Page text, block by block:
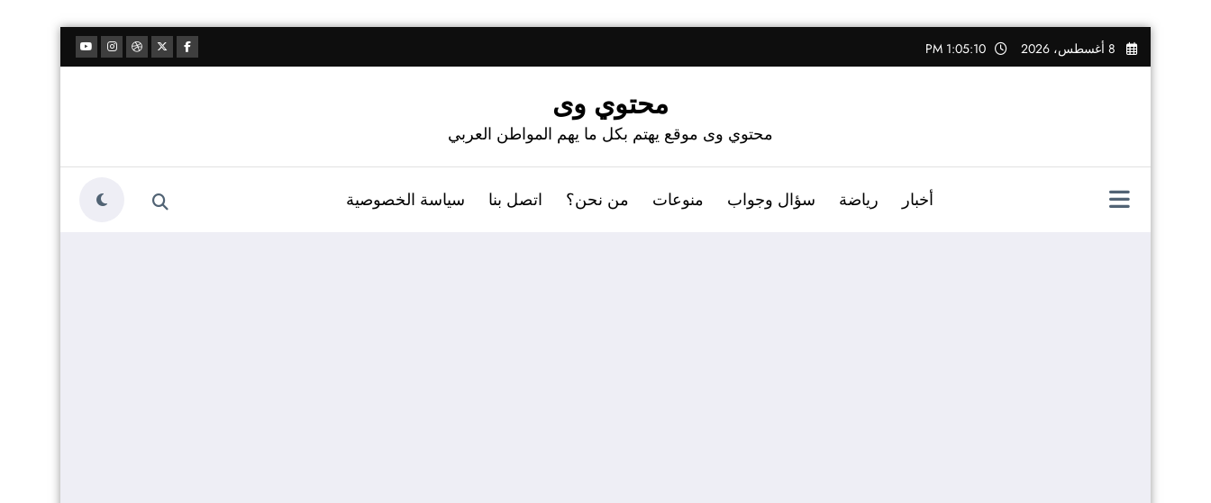
التجاوز
إلى
8 أغسطس، 2026 1:05:11 PM
محتوي وى
محتوي وى موقع يهتم بكل ما يهم المواطن العربي
أخبار رياضة سؤال وجواب منوعات من نحن؟ اتصل بنا سياسة الخصوصية